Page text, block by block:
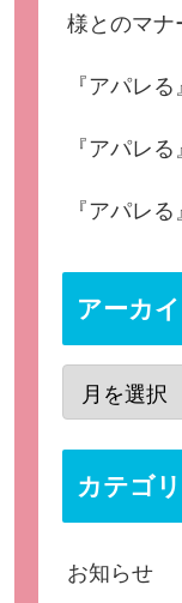
様とのマナ
『アパレ
『アパレ
『アパレ
アーカ
カテゴ
お知らせ